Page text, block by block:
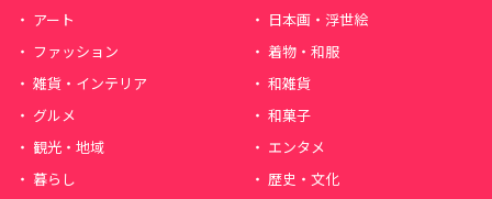
アート
日本画・浮世絵
ファッション
着物・和服
雑貨・インテリア
和雑貨
グルメ
和菓子
観光・地域
エンタメ
暮らし
歴史・文化